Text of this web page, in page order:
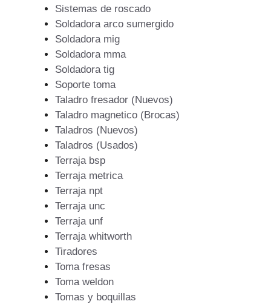
Sistemas de roscado
Soldadora arco sumergido
Soldadora mig
Soldadora mma
Soldadora tig
Soporte toma
Taladro fresador (Nuevos)
Taladro magnetico (Brocas)
Taladros (Nuevos)
Taladros (Usados)
Terraja bsp
Terraja metrica
Terraja npt
Terraja unc
Terraja unf
Terraja whitworth
Tiradores
Toma fresas
Toma weldon
Tomas y boquillas